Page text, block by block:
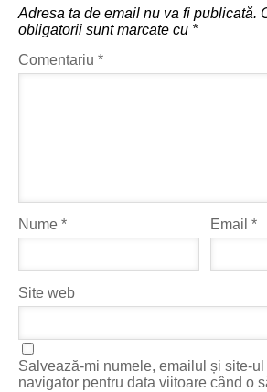
Adresa ta de email nu va fi publicată.
obligatorii sunt marcate cu *
Comentariu *
Nume * Email*
Site web
Salvează-mi numele, emailul și site-
navigator pentru data viitoare când o